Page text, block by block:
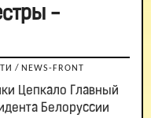
-
/ NEWS-FRONT
Цепкало Главный
Белоруссии